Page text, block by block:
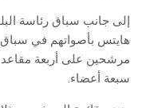
إلى جانب سباق رئاسة
هايتس بأصواتهم في
مرشحين على أربعة
سبعة أعضاء.